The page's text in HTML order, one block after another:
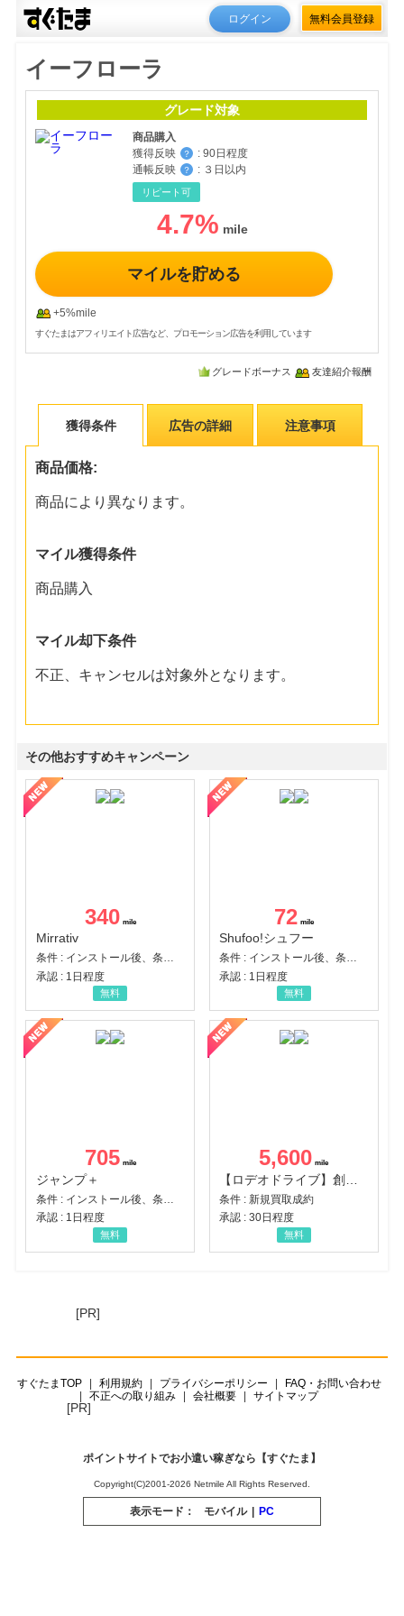
ログイン 無料会員登録
イーフローラ
グレード対象
商品購入
獲得反映
？ : 90日程度
通帳反映
？ : ３日以内
リピート可
4.7%
マイルを貯める
+5%mile
すぐたまはアフィリエイト広告など、プロモーション広告を利用しています
グレードボーナス 友達紹介報酬
獲得条件 広告の詳細 注意事項
商品価格:
商品により異なります。
マイル獲得条件
商品購入
マイル却下条件
不正、キャンセルは対象外となります。
その他おすすめキャンペーン
340
Mirrativ
条件 : インストール後、条件達成
承認 : 1日程度
無料
72
Shufoo!シュフー
条件 : インストール後、条件達成
承認 : 1日程度
無料
705
ジャンプ＋
承認 : 1日程度
無料
5,600
条件 : 新規買取成約
承認 : 30日程度
無料
[PR]
すぐたまTOP 利用規約 プライバシーポリシー
FAQ・お問い合わせ
不正への取り組み
会社概要 サイトマップ
[PR]
ポイントサイトでお小遣い稼ぎなら【すぐたま】
Copyright(C)2001-2026 Netmile All Rights Reserved.
表示モード： モバイル | PC